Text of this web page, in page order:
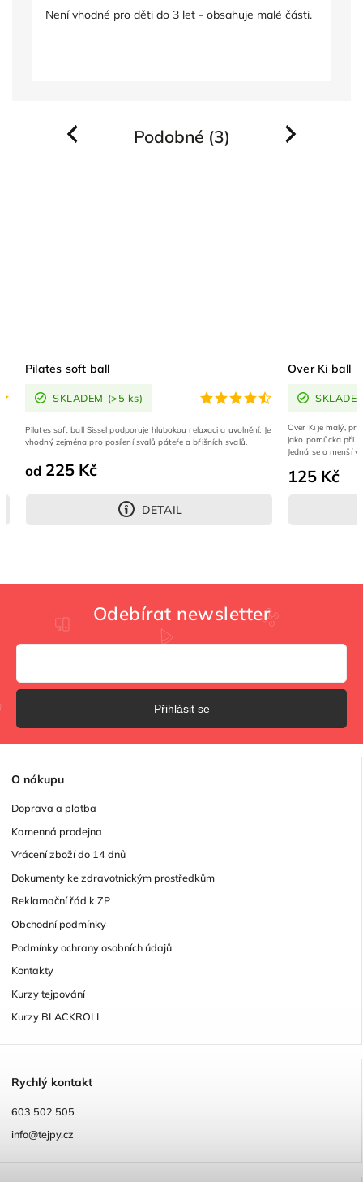
Není vhodné pro děti do 3 let - obsahuje malé části.
Podobné (3)
Previous
Pilates soft ball
SKLADEM (>5 ks)
od 225 Kč
DETAIL
Pilates soft ball Sissel podporuje hlubokou relaxaci a uvolnění. Je
vhodný zejména pro posílení svalů páteře a břišních svalů.
Over Ki ball
125 Kč
Over Ki je malý,
jako pomůcka při
Jedná se o menší
Next
O nákupu
Doprava a platba
Kamenná prodejna
Vrácení zboží do 14 dnů
Dokumenty ke zdravotnickým prostředkům
Reklamační řád k ZP
Obchodní podmínky
Podmínky ochrany osobních údajů
Kontakty
Kurzy tejpování
Kurzy BLACKROLL
Rychlý kontakt
603 502 505
info@tejpy.cz
Odebírat newsletter
Přihlásit se